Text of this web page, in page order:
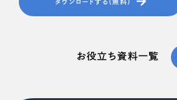
ダウンロードする（無料）
お役立ち資料一覧